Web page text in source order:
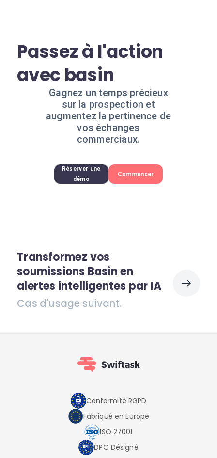
Passez à l'action
avec basin
Gagnez un temps précieux
sur la prospection et
augmentez la pertinence de
vos échanges
commerciaux.
Réserver une
démo
Commencer
Transformez vos
soumissions Basin en
alertes intelligentes par IA
Cas d'usage suivant.
Conformité RGPD
Fabriqué en Europe
ISO 27001
DPO Désigné